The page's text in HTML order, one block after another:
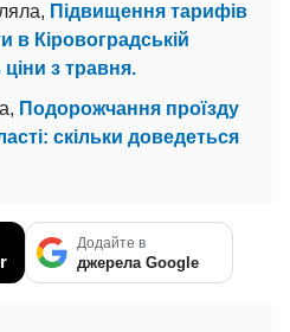
Підвищення тарифів
в Кіровоградській
з травня.
Подорожчання проїзду
скільки доведеться
Додайте в
джерела Google